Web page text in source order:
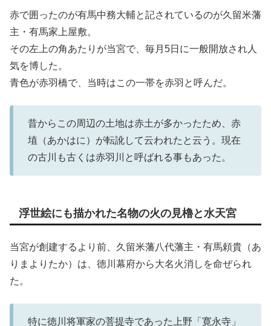
赤で囲ったのが有馬中務大輔と記されているのが久留米藩
主・有馬家上屋敷。
その左上の角あたりが当宮で、毎月5日に一般開放され人
気を博した。
青色が赤羽橋で、当時はこの一帯を赤羽と呼んだ。
昔からこの周辺の土地は赤土が多かったため、赤
埴（あかはに）が転訛して云われたと云う。現在
の古川も古くは赤羽川と呼ばれる事もあった。
浮世絵にも描かれた名物の火の見櫓と水天宮
当宮が創建するより前、久留米藩八代藩主・有馬頼貴（あ
りまよりたか）は、徳川幕府から大名火消しを命ぜられ
た。
特に徳川将軍家の菩提寺であった上野「寛永寺」